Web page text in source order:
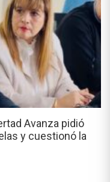
Avanza pidió
y cuestionó la